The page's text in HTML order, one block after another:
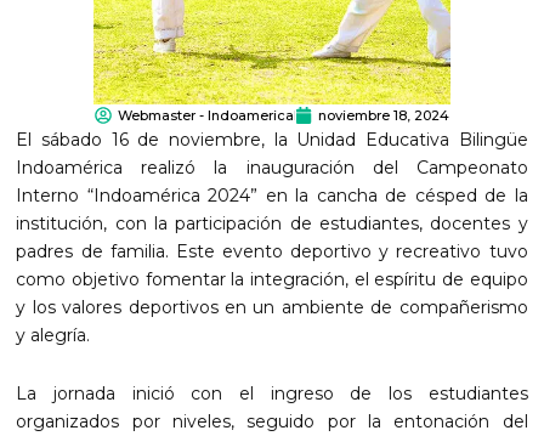
Webmaster - Indoamerica noviembre 18, 2024
El sábado 16 de noviembre, la Unidad Educativa Bilingüe
Indoamérica realizó la inauguración del Campeonato
Interno “Indoamérica 2024” en la cancha de césped de la
institución, con la participación de estudiantes, docentes y
padres de familia. Este evento deportivo y recreativo tuvo
como objetivo fomentar la integración, el espíritu de equipo
y los valores deportivos en un ambiente de compañerismo
y alegría.
La jornada inició con el ingreso de los estudiantes
organizados por niveles, seguido por la entonación del